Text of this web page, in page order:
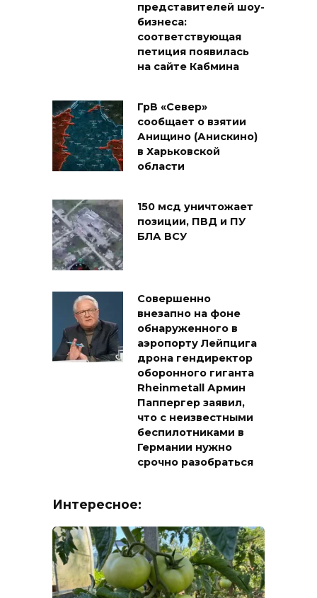
представителей шоу-
бизнеса:
соответствующая
петиция появилась
на сайте Кабмина
ГрВ «Север»
сообщает о взятии
Анищино (Анискино)
в Харьковской
области
150 мсд уничтожает
позиции, ПВД и ПУ
БЛА ВСУ
Совершенно
внезапно на фоне
обнаруженного в
аэропорту Лейпцига
дрона гендиректор
оборонного гиганта
Rheinmetall Армин
Паппергер заявил,
что с неизвестными
беспилотниками в
Германии нужно
срочно разобраться
Интересное: